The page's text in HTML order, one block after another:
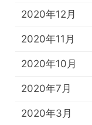
2020年12月
2020年11月
2020年10月
2020年7月
2020年3月